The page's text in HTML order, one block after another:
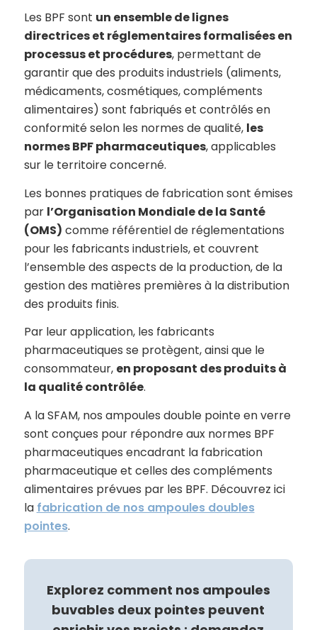
Les BPF sont un ensemble de lignes
directrices et réglementaires formalisées en
processus et procédures, permettant de
garantir que des produits industriels (aliments,
médicaments, cosmétiques, compléments
alimentaires) sont fabriqués et contrôlés en
conformité selon les normes de qualité, les
normes BPF pharmaceutiques, applicables
sur le territoire concerné.
Les bonnes pratiques de fabrication sont émises
par l’Organisation Mondiale de la Santé
(OMS) comme référentiel de réglementations
pour les fabricants industriels, et couvrent
l’ensemble des aspects de la production, de la
gestion des matières premières à la distribution
des produits finis.
Par leur application, les fabricants
pharmaceutiques se protègent, ainsi que le
consommateur, en proposant des produits à
la qualité contrôlée.
A la SFAM, nos ampoules double pointe en verre
sont conçues pour répondre aux normes BPF
pharmaceutiques encadrant la fabrication
pharmaceutique et celles des compléments
alimentaires prévues par les BPF. Découvrez ici
la fabrication de nos ampoules doubles
pointes.
Explorez comment nos ampoules
buvables deux pointes peuvent